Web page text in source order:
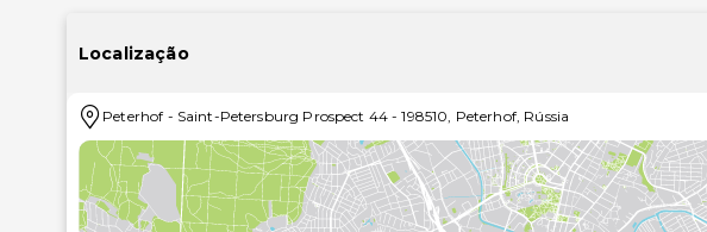
partido das várias comodidades e serviços ao seu dispor, incluindo
concierge, uma loja de presentes/quiosque de jornais e serviços
Samson, um este restaurante onde pode tomar um copo no bar e,
Tem ainda à sua disposição uma cafetaria para recarregar baterias
manhãs da melhor forma com um pequeno-almoço buffet grátis,
10:30..As principais comodidades incluem um business center, jornais
seco. O hotel conta com transporte de/para o aeroporto (disponível 24 horas) mediante uma sobretaxa e há
Localização
Peterhof - Saint-Petersburg Prospect 44 -198510, Peterhof, Rússia